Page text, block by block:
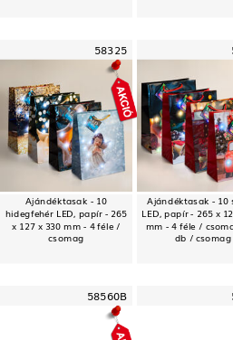
58325
Ajándéktasak - 10
hidegfehér LED, papír - 265
x 127 x 330 mm - 4 féle /
csomag
Ajándéktasak - 10
LED, papír - 265 x
mm - 4 féle /
db / csomag
58560B